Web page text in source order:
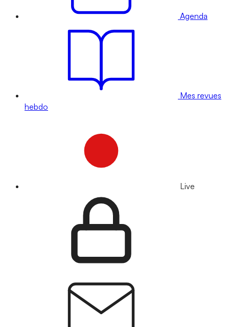
Agenda
Mes revues
hebdo
Live